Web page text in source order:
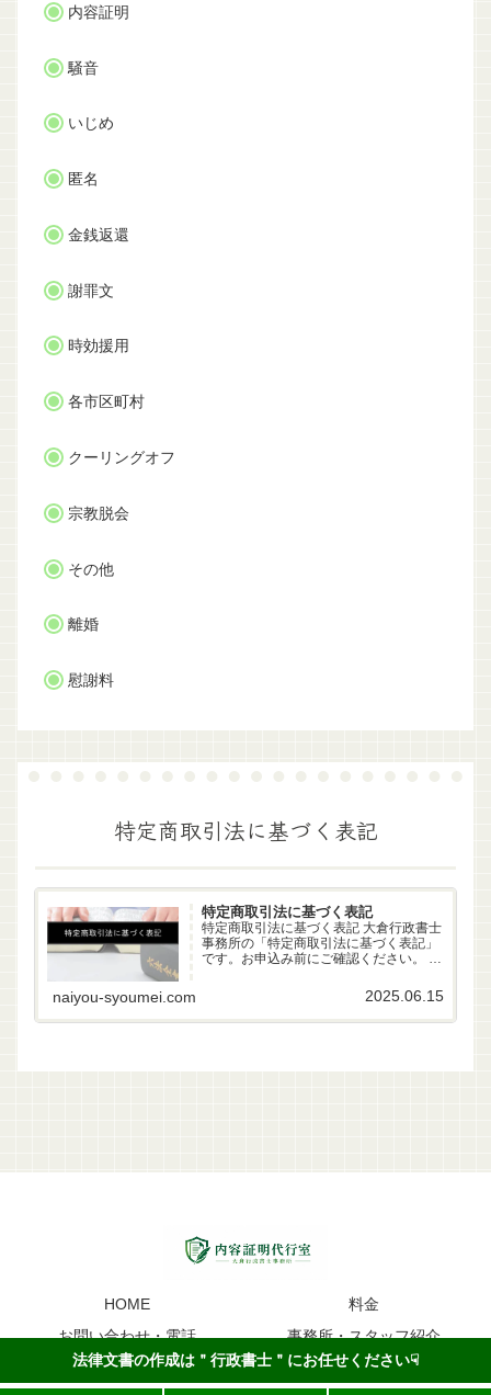
内容証明
騒音
いじめ
匿名
金銭返還
謝罪文
時効援用
各市区町村
クーリングオフ
宗教脱会
その他
離婚
慰謝料
特定商取引法に基づく表記
特定商取引法に基づく表記
特定商取引法に基づく表記 大倉行政書士
事務所の「特定商取引法に基づく表記」
です。お申込み前にご確認ください。 事
書士 大倉雄偉（第22261170号） 所在地
〒630-83-0252 奈良県生駒市山...
naiyou-syoumei.com 2025.06.15
HOME
料金
お問い合わせ・電話
事務所・スタッフ紹介
内容証明のイメージ
法律文書の作成は＂行政書士＂にお任せください☟